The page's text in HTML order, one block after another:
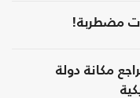
مضطربة!
مكانة دولة